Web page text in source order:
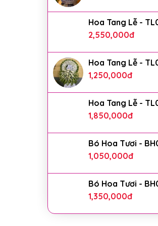
Hoa Tang Lễ -
2,550,000đ
Hoa Tang Lễ -
1,250,000đ
Hoa Tang Lễ -
1,850,000đ
Bó Hoa Tươi -
1,050,000đ
Bó Hoa Tươi -
1,350,000đ